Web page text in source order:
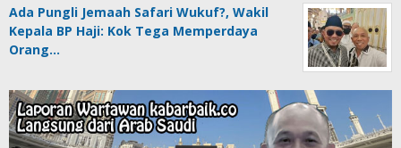
Ada Pungli Jemaah Safari Wukuf?, Wakil
Kepala BP Haji: Kok Tega Memperdaya
Orang…